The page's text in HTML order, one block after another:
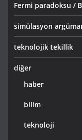
Fermi paradoksu /
simülasyon
teknolojik tekillik
diğer
haber
bilim
teknoloji